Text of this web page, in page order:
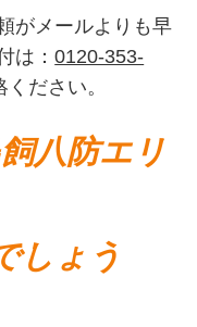
がメールよりも早
は：0120-353-
ださい。
八防エリ
しょう